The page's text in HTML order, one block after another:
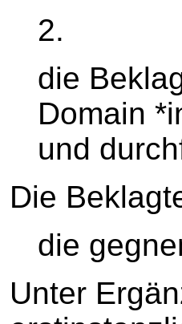
2.
die
Domain
und
Die
die
Unter